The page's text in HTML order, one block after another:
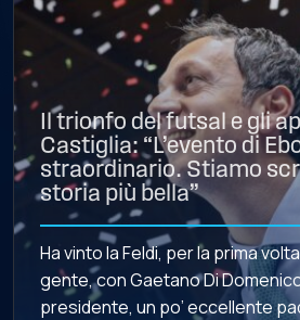
Il trionfo del futsal e gli
Castiglia: “L’evento di
straordinario. Stiamo
storia più bella”
Ha vinto la Feldi, per la prima
gente, con Gaetano Di
presidente, un po’ eccellente